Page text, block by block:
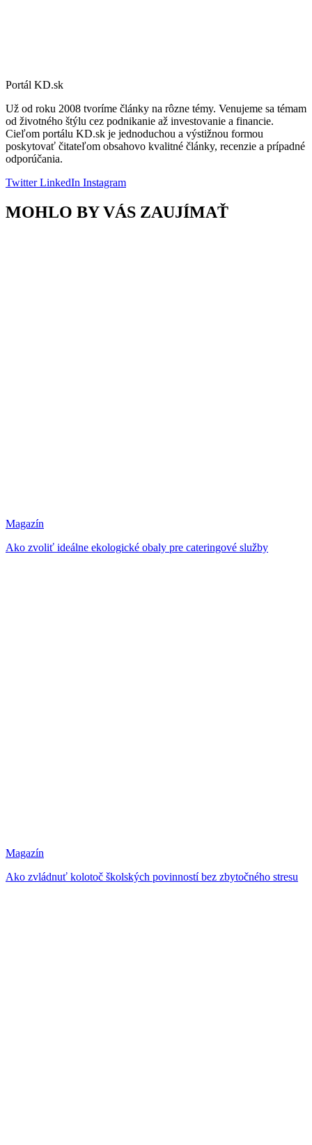
Portál KD.sk
Už od roku 2008 tvoríme články na rôzne témy. Venujeme sa témam
od životného štýlu cez podnikanie až investovanie a financie.
Cieľom portálu KD.sk je jednoduchou a výstižnou formou
poskytovať čitateľom obsahovo kvalitné články, recenzie a prípadné
odporúčania.
TwitterLinkedIn Instagram
MOHLO BY VÁS ZAUJÍMAŤ
Magazín
Ako zvoliť ideálne ekologické obaly pre cateringové služby
Magazín
Ako zvládnuť kolotoč školských povinností bez zbytočného stresu